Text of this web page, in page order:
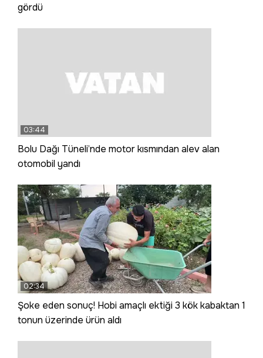
gördü
03:44
Bolu Dağı Tüneli’nde motor kısmından alev alan
otomobil yandı
02:34
Şoke eden sonuç! Hobi amaçlı ektiği 3 kök kabaktan 1
tonun üzerinde ürün aldı